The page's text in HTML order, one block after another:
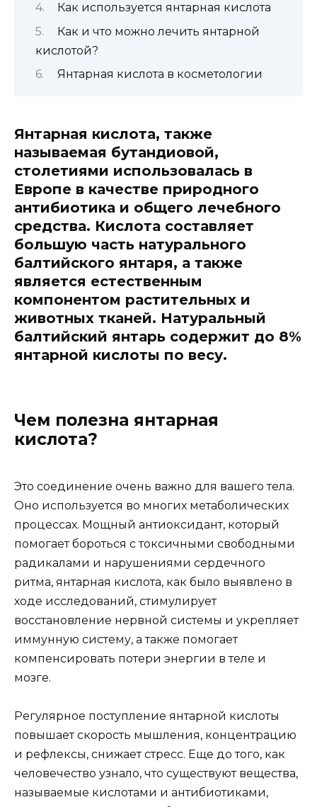
Как используется янтарная кислота
Как и что можно лечить янтарной
кислотой?
Янтарная кислота в косметологии
Янтарная кислота, также
называемая бутандиовой,
столетиями использовалась в
Европе в качестве природного
антибиотика и общего лечебного
средства. Кислота составляет
большую часть натурального
балтийского янтаря, а также
является естественным
компонентом растительных и
животных тканей. Натуральный
балтийский янтарь содержит до 8%
янтарной кислоты по весу.
Чем полезна янтарная
кислота?
Это соединение очень важно для вашего тела.
Оно используется во многих метаболических
процессах. Мощный антиоксидант, который
помогает бороться с токсичными свободными
радикалами и нарушениями сердечного
ритма, янтарная кислота, как было выявлено в
ходе исследований, стимулирует
восстановление нервной системы и укрепляет
иммунную систему, а также помогает
компенсировать потери энергии в теле и
мозге.
Регулярное поступление янтарной кислоты
повышает скорость мышления, концентрацию
и рефлексы, снижает стресс. Еще до того, как
человечество узнало, что существуют вещества,
называемые кислотами и антибиотиками,